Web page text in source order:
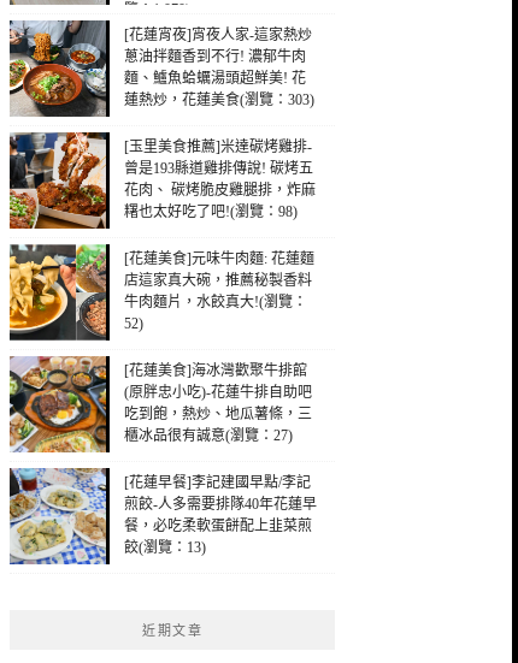
覽：1,070)
[花蓮宵夜]宵夜人家-這家熱炒
蔥油拌麵香到不行! 濃郁牛肉
麵、鱸魚蛤蠣湯頭超鮮美! 花
蓮熱炒，花蓮美食(瀏覽：303)
[玉里美食推薦]米達碳烤雞排-
曾是193縣道雞排傳說! 碳烤五
花肉、 碳烤脆皮雞腿排，炸麻
糬也太好吃了吧!(瀏覽：98)
[花蓮美食]元味牛肉麵: 花蓮麵
店這家真大碗，推薦秘製香料
牛肉麵片，水餃真大!(瀏覽：
52)
[花蓮美食]海冰灣歡聚牛排館
(原胖忠小吃)-花蓮牛排自助吧
吃到飽，熱炒、地瓜薯條，三
櫃冰品很有誠意(瀏覽：27)
[花蓮早餐]李記建國早點/李記
煎餃-人多需要排隊40年花蓮早
餐，必吃柔軟蛋餅配上韭菜煎
餃(瀏覽：13)
近期文章